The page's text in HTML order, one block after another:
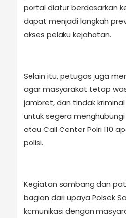
portal diatur berdasarkan
dapat menjadi langkah
akses pelaku kejahatan.
Selain itu, petugas juga
agar masyarakat tetap
jambret, dan tindak
untuk segera
atau Call Center Polri 110
polisi.
Kegiatan sambang dan
bagian dari upaya Polsek
komunikasi dengan